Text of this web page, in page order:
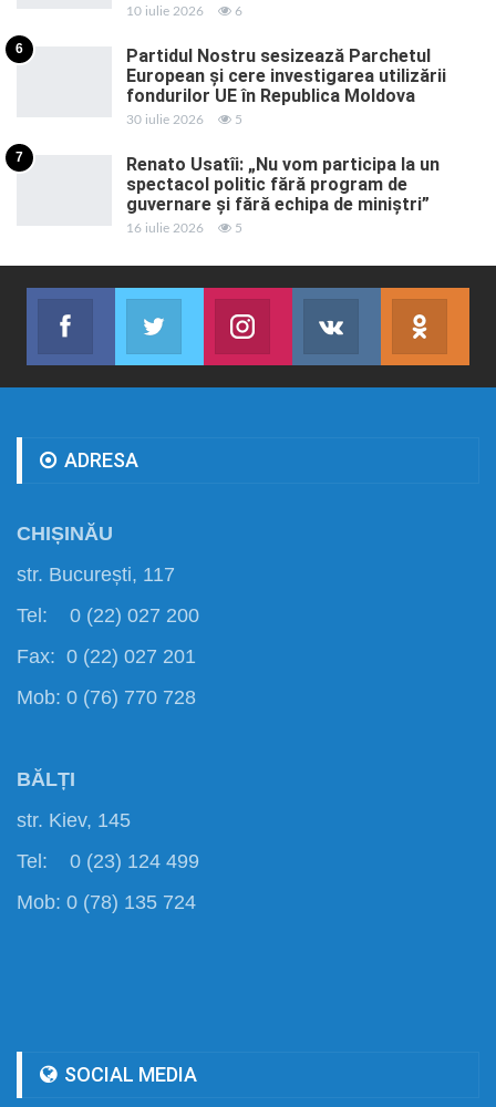
10 iulie 2026 6
6
Partidul Nostru sesizează Parchetul
European și cere investigarea utilizării
fondurilor UE în Republica Moldova
30 iulie 2026 5
7
Renato Usatîi: „Nu vom participa la un
spectacol politic fără program de
guvernare și fără echipa de miniștri”
16 iulie 2026 5
Facebook
Abonează-te
Twitter
Join us on TwitterJoin us on Instagram
Abonează-te
ADRESA
CHIȘINĂU
str. București, 117
Tel: 0 (22) 027 200
Fax: 0 (22) 027 201
Mob: 0 (76) 770 728
BĂLȚI
str. Kiev, 145
Tel: 0 (23) 124 499
Mob: 0 (78) 135 724
SOCIAL MEDIA